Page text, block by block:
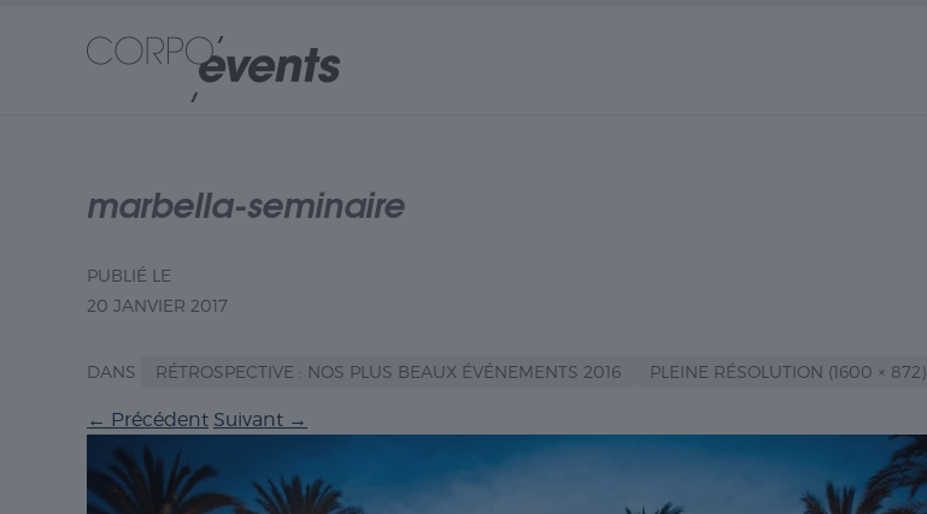
marbella-seminaire
PUBLIÉ LE
20 JANVIER 2017
DANS RÉTROSPECTIVE : NOS PLUS BEAUX ÉVÉNEMENTS 2016 PLEINE RÉSOLUTION (1600 × 872)
← Précédent Suivant →